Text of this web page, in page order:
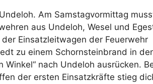
Am Samstagvormittag
aus Undeloh, Wesel und
der Einsatzleitwagen der Feuerwehr
zu einem Schornsteinbrand in
Winkel“ nach Undeloh ausrücken.
der ersten Einsatzkräfte stieg